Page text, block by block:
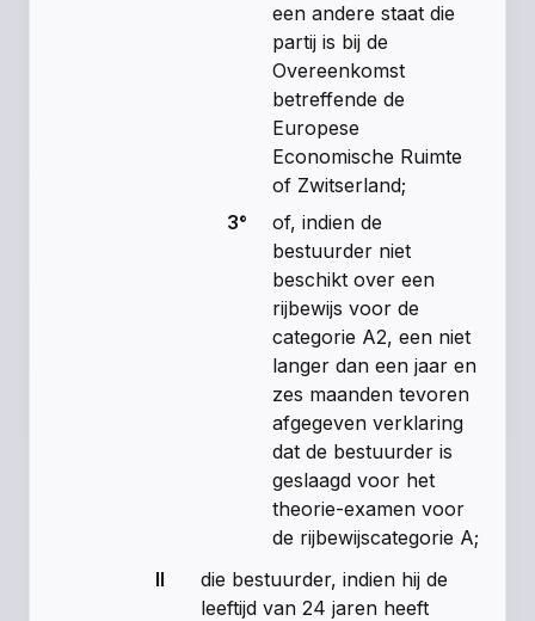
een andere staat die
partij is bij de
Overeenkomst
betreffende de
Europese
Economische Ruimte
of Zwitserland;
3°
of, indien de
bestuurder niet
beschikt over een
rijbewijs voor de
categorie A2, een niet
langer dan een jaar en
zes maanden tevoren
afgegeven verklaring
dat de bestuurder is
geslaagd voor het
theorie-examen voor
de rijbewijscategorie A;
II
die bestuurder, indien hij de
leeftijd van 24 jaren heeft